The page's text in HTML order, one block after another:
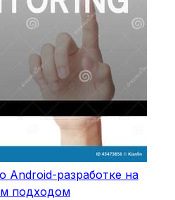
Android-разработке на
подходом